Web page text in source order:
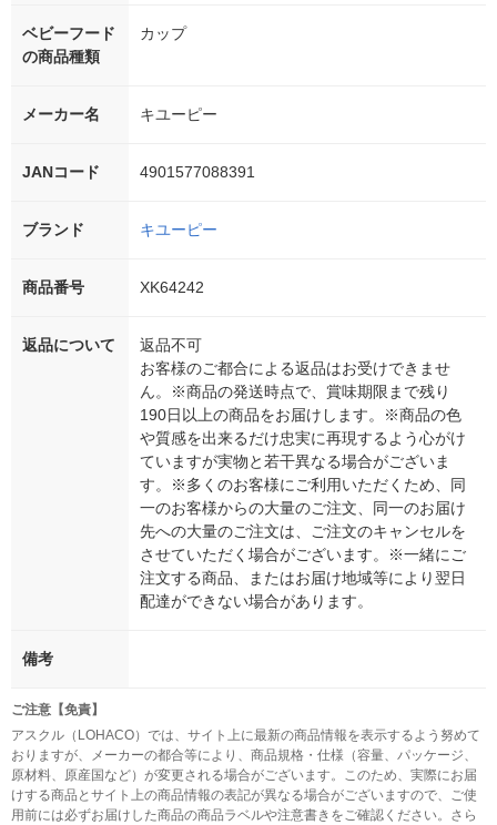
ベビーフード
の商品種類
カップ
メーカー名 キユーピー
JANコード 4901577088391
ブランド キユーピー
商品番号 XK64242
返品について
返品不可
お客様のご都合による返品はお受けできませ
ん。※商品の発送時点で、賞味期限まで残り
190日以上の商品をお届けします。※商品の色
や質感を出来るだけ忠実に再現するよう心がけ
ていますが実物と若干異なる場合がございま
す。※多くのお客様にご利用いただくため、同
一のお客様からの大量のご注文、同一のお届け
先への大量のご注文は、ご注文のキャンセルを
させていただく場合がございます。※一緒にご
注文する商品、またはお届け地域等により翌日
配達ができない場合があります。
備考
ご注意【免責】
アスクル（LOHACO）では、サイト上に最新の商品情報を表示するよう努めて
おりますが、メーカーの都合等により、商品規格・仕様（容量、パッケージ、
原材料、原産国など）が変更される場合がございます。このため、実際にお届
けする商品とサイト上の商品情報の表記が異なる場合がございますので、ご使
用前には必ずお届けした商品の商品ラベルや注意書きをご確認ください。さら